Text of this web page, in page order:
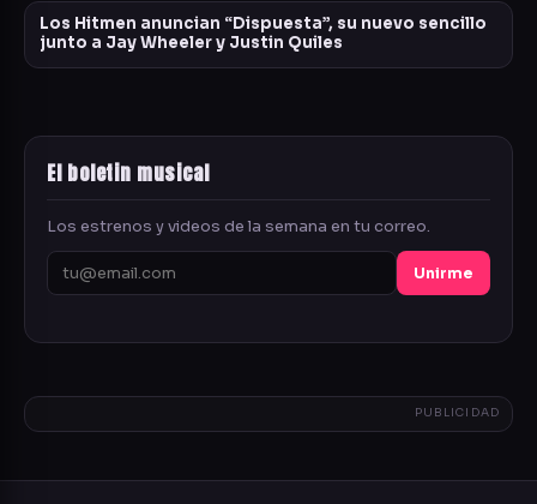
Los Hitmen anuncian “Dispuesta”, su nuevo sencillo
junto a Jay Wheeler y Justin Quiles
El boletin musical
Los estrenos y videos de la semana en tu correo.
Unirme
PUBLICIDAD